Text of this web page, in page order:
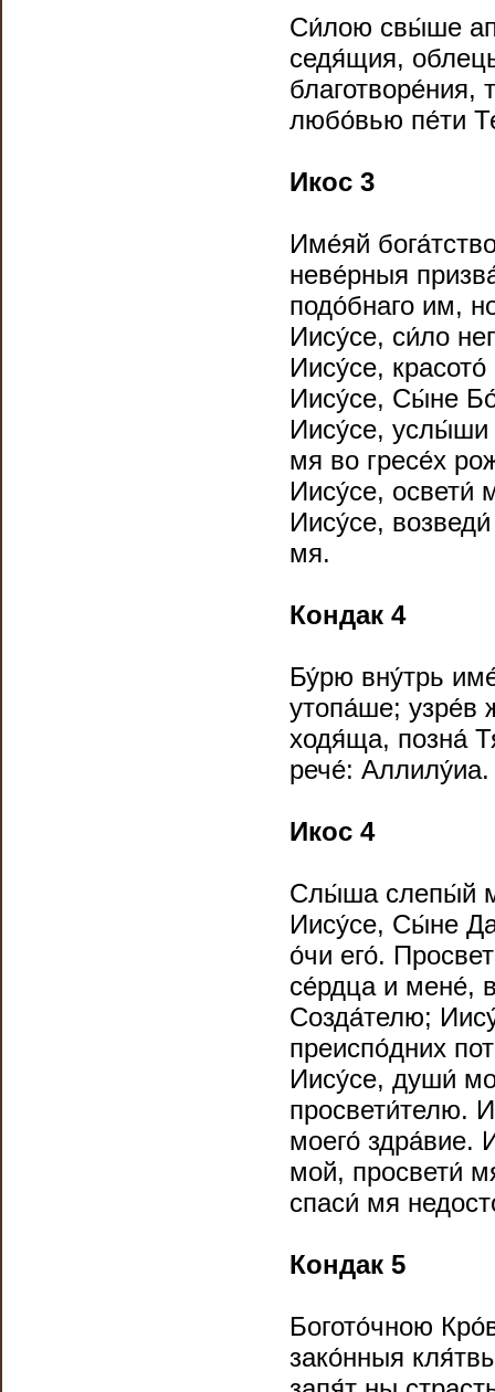
Си́лою свы́ше
седя́щия,
благотворе́ния,
любо́вью пе́ти
Икос 3
Име́яй
неве́рныя
подо́бнаго им,
Иису́се, си́ло
Иису́се,
Иису́се, Сы́не
Иису́се, услы́ши
мя во гресе́х
Иису́се, освети́
Иису́се,
мя.
Кондак 4
Бу́рю вну́трь
утопа́ше; узре́в
ходя́ща, позна́
рече́: Аллилу́иа.
Икос 4
Слы́ша слепы́й
Иису́се, Сы́не
о́чи его́.
се́рдца и мене́,
Созда́телю;
преиспо́дних
Иису́се, души́
просвети́телю.
моего́ здра́вие.
мой, просвети́
спаси́ мя
Кондак 5
Богото́чною
зако́нныя